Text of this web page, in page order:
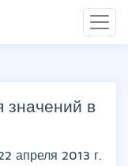
значений в
апреля 2013 г.